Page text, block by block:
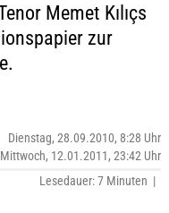
Memet Kılıçs
zur
Dienstag, 28.09.2010, 8:28 Uhr
12.01.2011, 23:42 Uhr
Lesedauer: 7 Minuten |